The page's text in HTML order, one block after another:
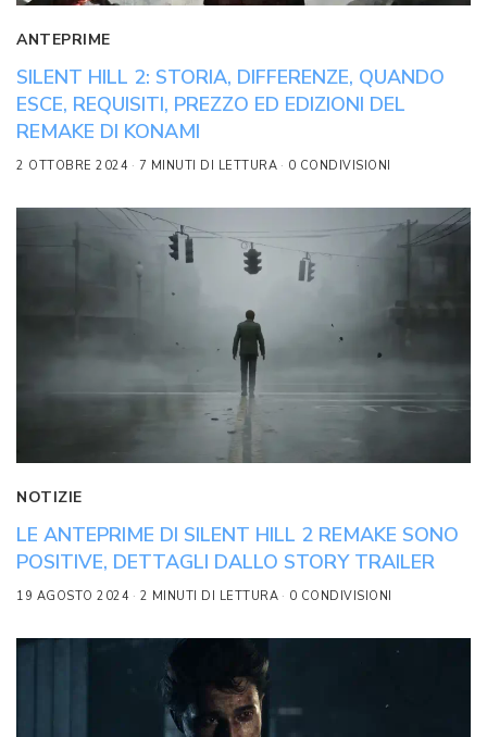
ANTEPRIME
SILENT HILL 2: STORIA, DIFFERENZE, QUANDO
ESCE, REQUISITI, PREZZO ED EDIZIONI DEL
REMAKE DI KONAMI
2 OTTOBRE 2024 7 MINUTI DI LETTURA 0 CONDIVISIONI
NOTIZIE
LE ANTEPRIME DI SILENT HILL 2 REMAKE SONO
POSITIVE, DETTAGLI DALLO STORY TRAILER
19 AGOSTO 2024 2 MINUTI DI LETTURA 0 CONDIVISIONI